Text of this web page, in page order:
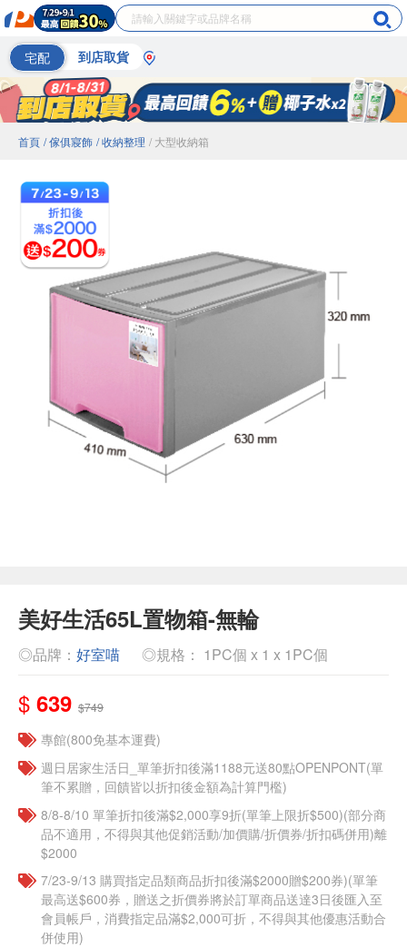
宅配 到店取貨
首頁 / 傢俱寢飾 / 收納整理 / 大型收納箱
美好生活65L置物箱-無輪
◎品牌： 好室喵 ◎規格： 1PC個 x 1 x 1PC個
$ 639 $749
專館(800免基本運費)
週日居家生活日_單筆折扣後滿1188元送80點OPENPONT(單
筆不累贈，回饋皆以折扣後金額為計算門檻)
8/8-8/10 單筆折扣後滿$2,000享9折(單筆上限折$500)(部分商
品不適用，不得與其他促銷活動/加價購/折價券/折扣碼併用)離
$2000
7/23-9/13 購買指定品類商品折扣後滿$2000贈$200券)(單筆
最高送$600券，贈送之折價券將於訂單商品送達3日後匯入至
會員帳戶，消費指定品滿$2,000可折，不得與其他優惠活動合
併使用)